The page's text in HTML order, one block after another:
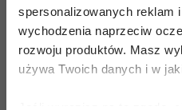
spersonalizowanych reklam
wychodzenia naprzeciw
rozwoju produktów. Masz
używa Twoich danych i w
WYDANIE